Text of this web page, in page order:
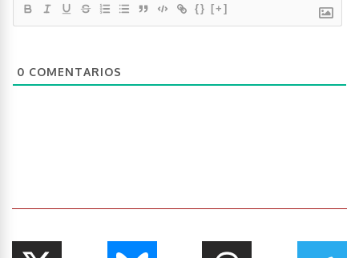
{} [+]
0 COMENTARIOS